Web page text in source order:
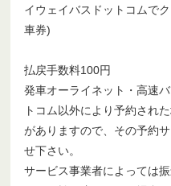
イウェイバスドットコムで
車券)
払戻手数料100円
発車オーライネット・高速
トコム以外により予約され
がありますので、その予約
せ下さい。
サービス事業者によっては